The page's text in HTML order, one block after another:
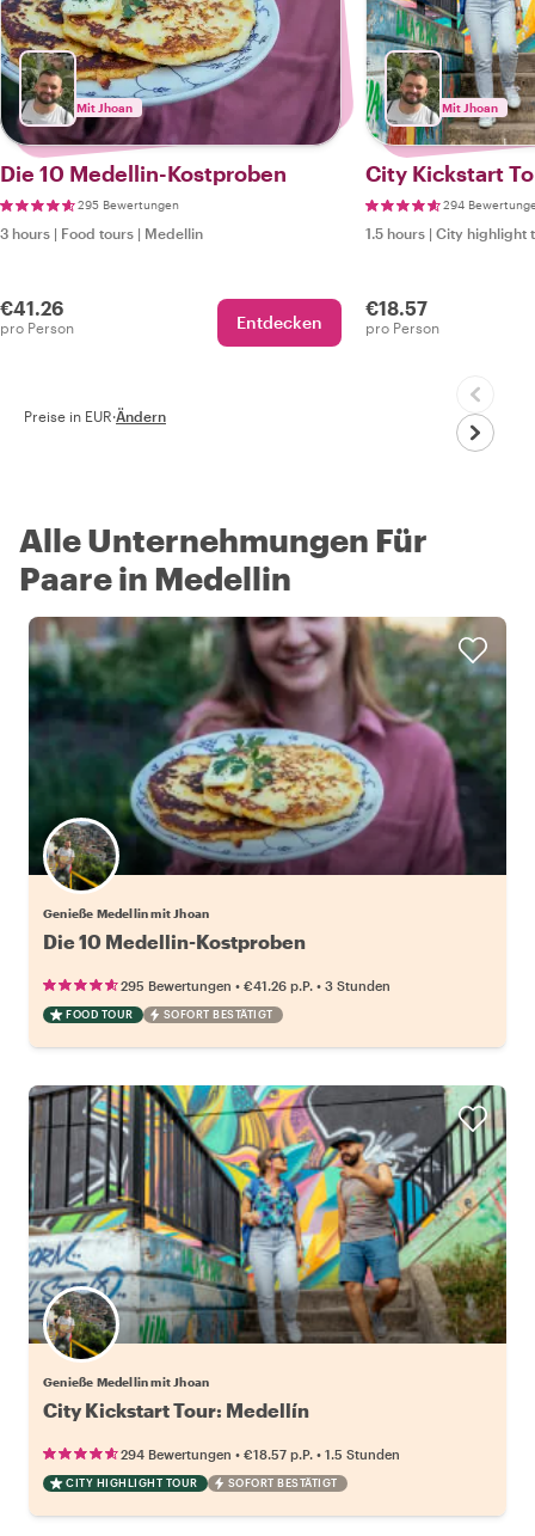
Mit Jhoan
Die 10 Medellin-Kostproben
295 Bewertungen
3 hours | Food tours | Medellin
€41.26
pro Person Entdecken
Mit Jhoan
City Kickstart
294
1.5 hours | City highlight
€18.57
pro Person
Preise in EUR·Ändern
Alle Unternehmungen Für
Paare in Medellin
Genieße Medellin mit Jhoan
Die 10 Medellin-Kostproben
295 Bewertungen • €41.26 p.P. • 3 Stunden
FOOD TOUR SOFORT BESTÄTIGT
Genieße Medellin mit Jhoan
City Kickstart Tour: Medellín
294 Bewertungen • €18.57 p.P. • 1.5 Stunden
CITY HIGHLIGHT TOUR SOFORT BESTÄTIGT